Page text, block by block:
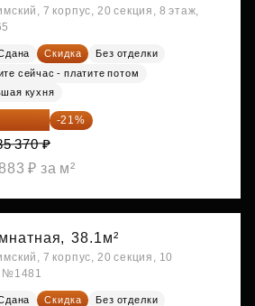
7 корпус, 20 секция, 8 этаж,
Скидка
Без отделки
сейчас - платите потом
кухня
-21%
370 ₽
₽ за м²
38.1м²
7 корпус, 20 секция, 10
№1481
Скидка
Без отделки